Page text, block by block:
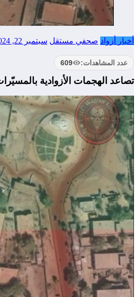
أخبار أزواد صحفي مستقل سبتمبر 22, 2024
عدد المشاهدات: 609
تصاعد الهجمات الأزوادية